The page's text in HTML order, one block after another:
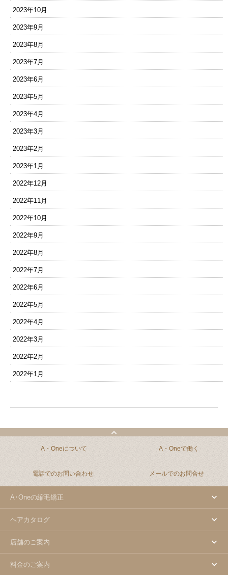
2023年10月
2023年9月
2023年8月
2023年7月
2023年6月
2023年5月
2023年4月
2023年3月
2023年2月
2023年1月
2022年12月
2022年11月
2022年10月
2022年9月
2022年8月
2022年7月
2022年6月
2022年5月
2022年4月
2022年3月
2022年2月
2022年1月
A・Oneについて A・Oneで働く
電話でのお問い合わせ メールでのお問合せ
A･Oneの縮毛矯正
ヘアカタログ
店舗のご案内
料金のご案内